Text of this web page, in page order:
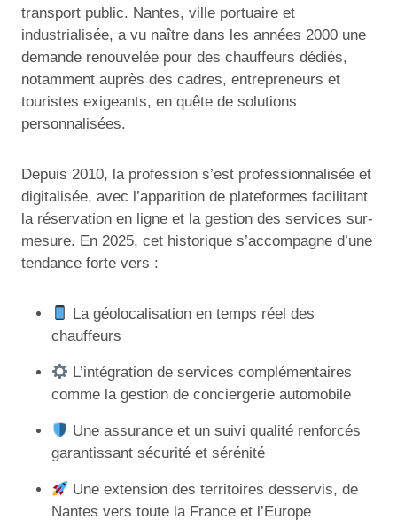
transport public. Nantes, ville portuaire et
industrialisée, a vu naître dans les années 2000 une
demande renouvelée pour des chauffeurs dédiés,
notamment auprès des cadres, entrepreneurs et
touristes exigeants, en quête de solutions
personnalisées.
Depuis 2010, la profession s’est professionnalisée et
digitalisée, avec l’apparition de plateformes facilitant
la réservation en ligne et la gestion des services sur-
mesure. En 2025, cet historique s’accompagne d’une
tendance forte vers :
La géolocalisation en temps réel des
chauffeurs
L’intégration de services complémentaires
comme la gestion de conciergerie automobile
Une assurance et un suivi qualité renforcés
garantissant sécurité et sérénité
Une extension des territoires desservis, de
Nantes vers toute la France et l’Europe